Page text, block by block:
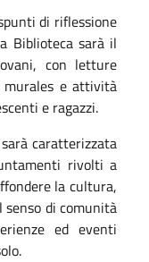
di riflessione
Biblioteca sarà il
con letture
murales e attività
e ragazzi.
caratterizzata
rivolti a
la cultura,
di comunità
ed eventi